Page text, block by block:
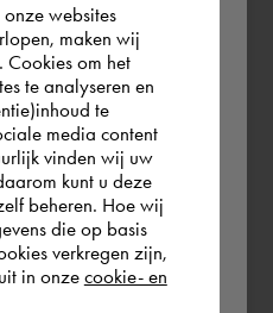
concept tot
situated in Rest of
in which country
websites
maken wij
Cookies om het
te analyseren en
te
media content
vinden wij uw
kunt u deze
beheren. Hoe wij
die op basis
verkregen zijn,
in onze cookie- en